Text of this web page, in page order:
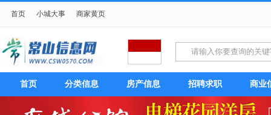
首页 小城大事 商家黄页
首页 分类信息 房产信息 招聘求职 商业